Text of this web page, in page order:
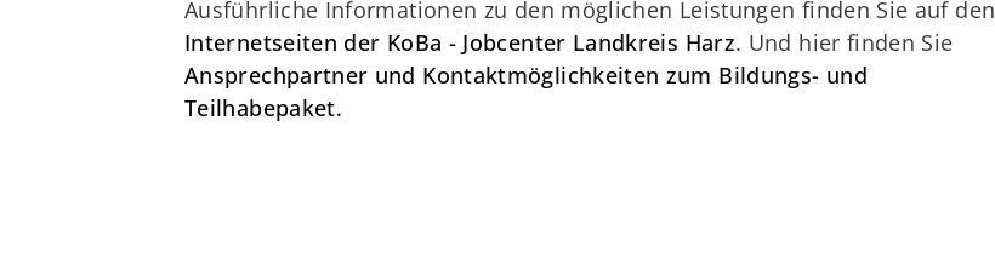
Ausführliche Informationen zu den möglichen Leistungen finden Sie auf den
Internetseiten der KoBa - Jobcenter Landkreis Harz. Und hier finden Sie
Ansprechpartner und Kontaktmöglichkeiten zum Bildungs- und
Teilhabepaket.